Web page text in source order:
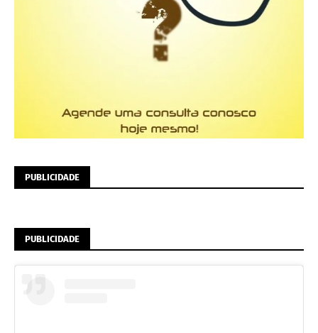
PUBLICIDADE
PUBLICIDADE